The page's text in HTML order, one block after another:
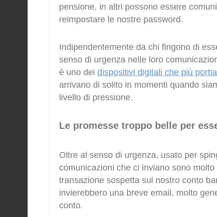
pensione, in altri possono essere
reimpostare le nostre password.
Indipendentemente da chi fingono di
senso di urgenza nelle loro
è uno dei dispositivi digitali che più
arrivano di solito in momenti quando
livello di pressione.
Le promesse troppo belle per
Oltre al senso di urgenza, usato per
comunicazioni che ci inviano sono
transazione sospetta sul nostro conto
invierebbero una breve email, molto
conto.